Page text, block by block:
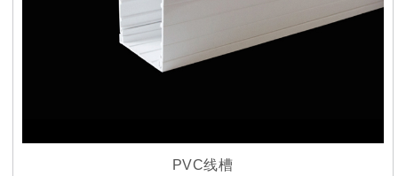
PVC线槽